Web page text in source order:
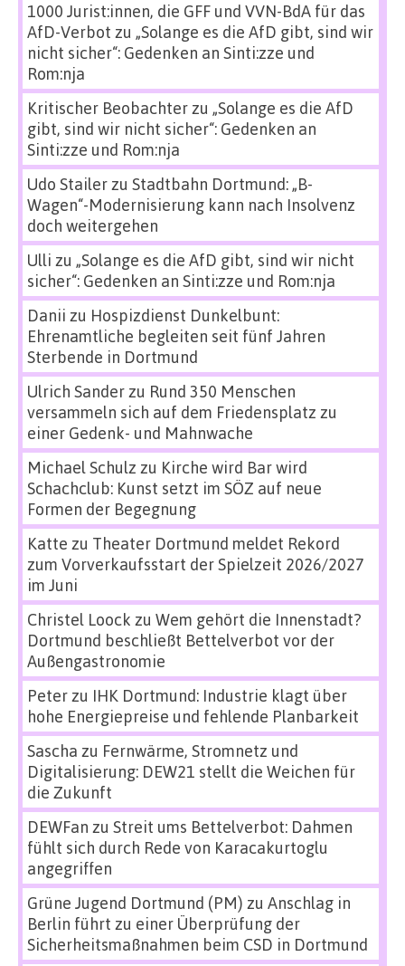
1000 Jurist:innen, die GFF und VVN-BdA für das
AfD-Verbot zu „Solange es die AfD gibt, sind wir
nicht sicher“: Gedenken an Sinti:zze und
Rom:nja
Kritischer Beobachterzu „Solange es die AfD
gibt, sind wir nicht sicher“: Gedenken an
Sinti:zze und Rom:nja
Udo Stailerzu Stadtbahn Dortmund: „B-
Wagen“-Modernisierung kann nach Insolvenz
doch weitergehen
Ulli zu „Solange es die AfD gibt, sind wir nicht
sicher“: Gedenken an Sinti:zze und Rom:nja
Danii zu Hospizdienst Dunkelbunt:
Ehrenamtliche begleiten seit fünf Jahren
Sterbende in Dortmund
Ulrich Sanderzu Rund 350 Menschen
versammeln sich auf dem Friedensplatz zu
einer Gedenk- und Mahnwache
Michael Schulz zu Kirche wird Bar wird
Schachclub: Kunst setzt im SÖZ auf neue
Formen der Begegnung
Katte zu Theater Dortmund meldet Rekord
zum Vorverkaufsstart der Spielzeit 2026/2027
im Juni
Christel Loock zu Wem gehört die Innenstadt?
Dortmund beschließt Bettelverbot vor der
Außengastronomie
Peterzu IHK Dortmund: Industrie klagt über
hohe Energiepreise und fehlende Planbarkeit
Sascha zu Fernwärme, Stromnetz und
Digitalisierung: DEW21 stellt die Weichen für
die Zukunft
DEWFan zu Streit ums Bettelverbot: Dahmen
fühlt sich durch Rede von Karacakurtoglu
angegriffen
Grüne Jugend Dortmund (PM) zu Anschlag in
Berlin führt zu einer Überprüfung der
Sicherheitsmaßnahmen beim CSD in Dortmund